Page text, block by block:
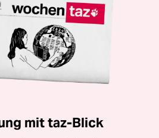
mit taz-Blick